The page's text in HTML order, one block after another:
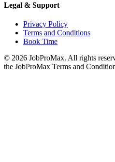
Legal & Support
Privacy Policy
Terms and Conditions
Book Time
© 2026 JobProMax. All rights
the JobProMax Terms and